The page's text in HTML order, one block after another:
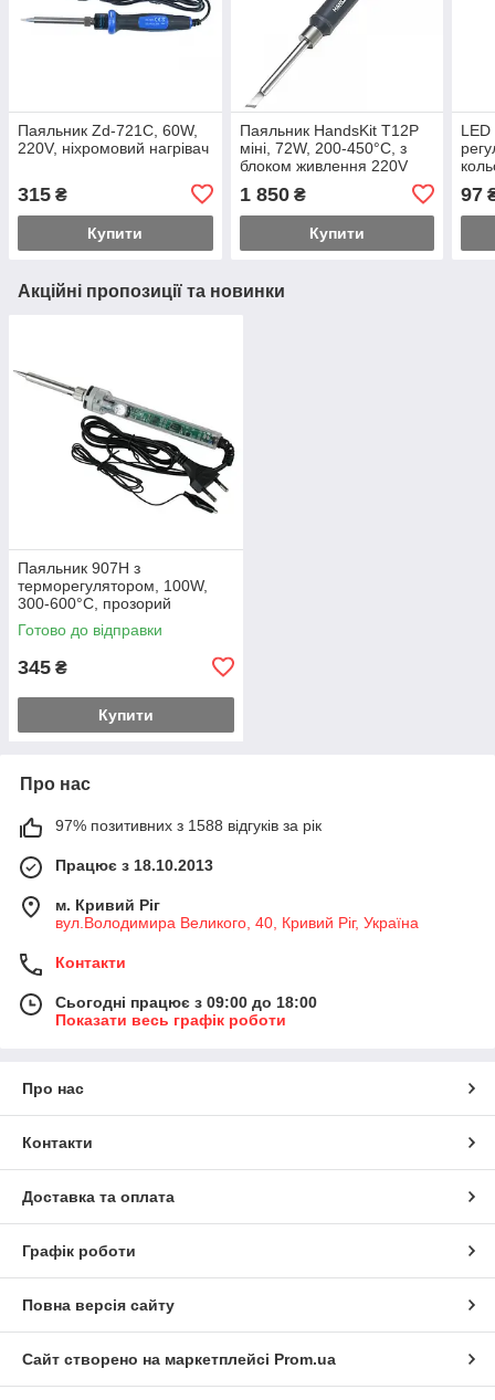
Паяльник Zd-721C, 60W,
220V, ніхромовий нагрівач
315 ₴
Купити
Паяльник HandsKit T12Р
міні, 72W, 200-450°C, з
блоком живлення 220V
1 850₴
Купити
97
Акційні пропозиції та новинки
Паяльник 907H з
терморегулятором, 100W,
300-600°C, прозорий
Готово до відправки
345 ₴
Купити
Про нас
97% позитивних з 1588 відгуків за рік
Працює з 18.10.2013
м. Кривий Ріг
вул.Володимира Великого, 40, Кривий Ріг, Україна
Контакти
Сьогодні працює з 09:00 до 18:00
Показати весь графік роботи
Про нас
Контакти
Доставка та оплата
Графік роботи
Повна версія сайту
Сайт створено на маркетплейсі Prom.ua